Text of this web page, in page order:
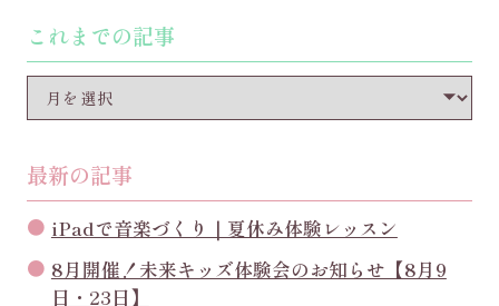
これまでの記事
最新の記事
iPadで音楽づくり｜夏休み体験レッスン
8月開催！未来キッズ体験会のお知らせ【8月9
日・23日】